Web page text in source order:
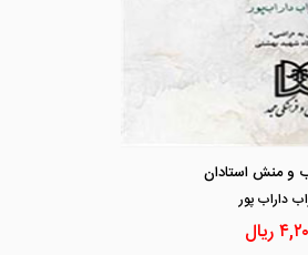
و منش استادان
داراب پور
ریال